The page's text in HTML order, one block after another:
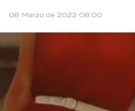
08 Marzo de 2022 08:00